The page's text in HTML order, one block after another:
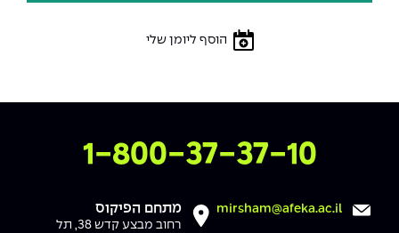
הוסף ליומן שלי
צרו איתנו קשר
1-800-37-37-10
mirsham@afeka.ac.il מתחם הפיקוס
רחוב מבצע קדש 38, תל